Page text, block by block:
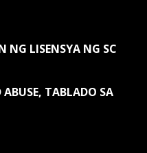
NG LISENSYA NG SC
TABLADO SA